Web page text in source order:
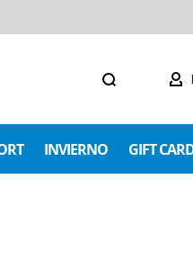
INVIERNO GIFT